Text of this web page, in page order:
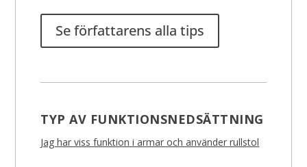
Se författarens alla tips
TYP AV FUNKTIONSNEDSÄTTNING
Jag har viss funktion i armar och använder rullstol